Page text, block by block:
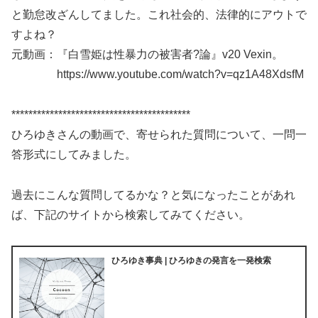
と勤怠改ざんしてました。これ社会的、法律的にアウトで
すよね？
元動画：『白雪姫は性暴力の被害者?論』v20 Vexin。
https://www.youtube.com/watch?v=qz1A48XdsfM
******************************************
ひろゆきさんの動画で、寄せられた質問について、一問一
答形式にしてみました。
過去にこんな質問してるかな？と気になったことがあれ
ば、下記のサイトから検索してみてください。
ひろゆき事典 | ひろゆきの発言を一発検索